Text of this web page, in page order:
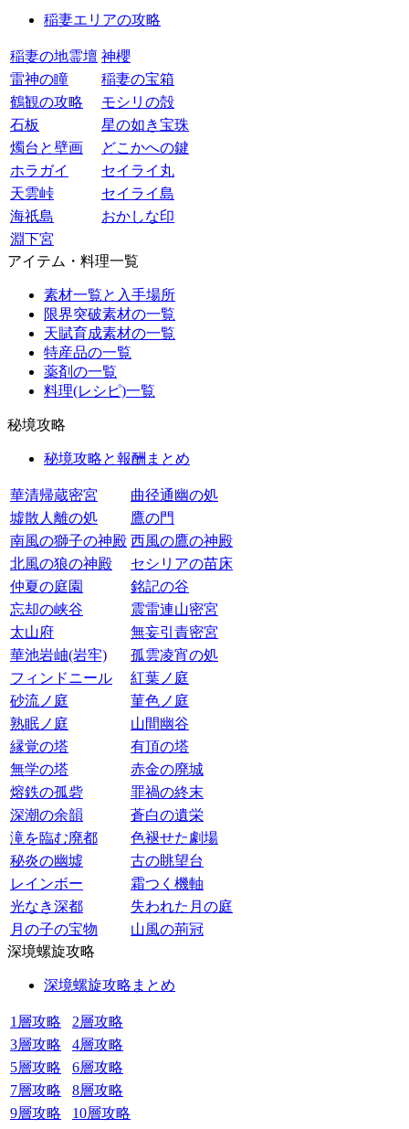
稲妻エリアの攻略
稲妻の地霊壇 神櫻
雷神の瞳
稲妻の宝箱
鶴観の攻略
モシリの殻
石板
星の如き宝珠
燭台と壁画
どこかへの鍵
ホラガイ
セイライ丸
天雲峠
セイライ島
海祇島
おかしな印
淵下宮
アイテム・料理一覧
素材一覧と入手場所
限界突破素材の一覧
天賦育成素材の一覧
特産品の一覧
薬剤の一覧
料理(レシピ)一覧
秘境攻略
秘境攻略と報酬まとめ
華清帰蔵密宮
曲径通幽の処
墟散人離の処
鷹の門
南風の獅子の神殿 西風の鷹の神殿
北風の狼の神殿
セシリアの苗床
仲夏の庭園
銘記の谷
忘却の峡谷
震雷連山密宮
太山府
無妄引責密宮
華池岩岫(岩牢)
孤雲凌宵の処
フィンドニール
紅葉ノ庭
砂流ノ庭
菫色ノ庭
熟眠ノ庭
山間幽谷
縁覚の塔
有頂の塔
無学の塔
赤金の廃城
熔鉄の孤砦
罪禍の終末
深潮の余韻
蒼白の遺栄
滝を臨む廃都
色褪せた劇場
秘炎の幽墟
古の眺望台
レインボー
霜つく機軸
光なき深都
失われた月の庭
月の子の宝物
山風の荊冠
深境螺旋攻略
深境螺旋攻略まとめ
1層攻略
2層攻略
3層攻略
4層攻略
5層攻略
6層攻略
7層攻略
8層攻略
9層攻略
10層攻略